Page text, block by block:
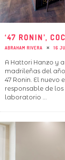
‘47 RONIN’,
ABRAHAM RIVERA 16
A Hattori Hanzo y
madrileñas del
47 Ronin. El
responsable de
laboratorio